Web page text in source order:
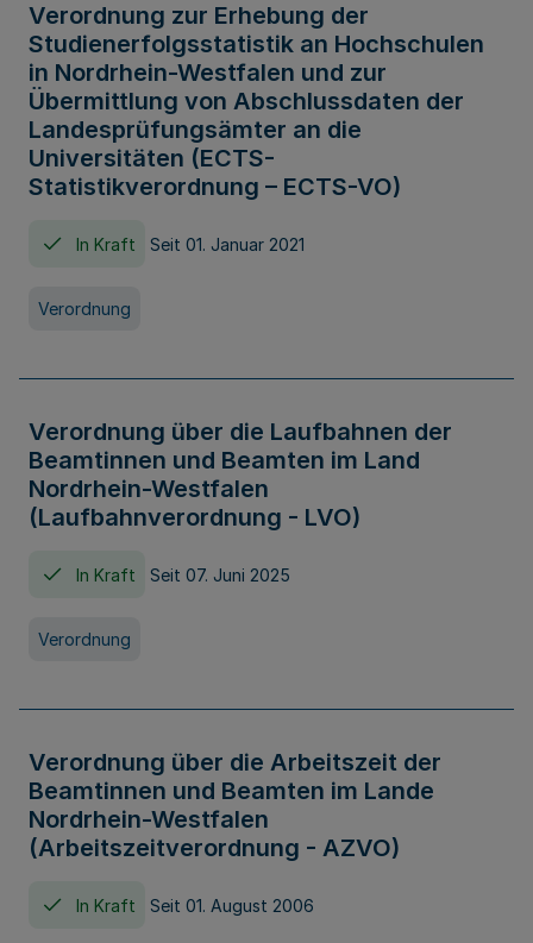
Verordnung zur Erhebung der
Studienerfolgsstatistik an Hochschulen
in Nordrhein-Westfalen und zur
Übermittlung von Abschlussdaten der
Landesprüfungsämter an die
Universitäten (ECTS-
Statistikverordnung – ECTS-VO)
In Kraft Seit 01. Januar 2021
Verordnung
Verordnung über die Laufbahnen der
Beamtinnen und Beamten im Land
Nordrhein-Westfalen
(Laufbahnverordnung - LVO)
In Kraft Seit 07. Juni 2025
Verordnung
Verordnung über die Arbeitszeit der
Beamtinnen und Beamten im Lande
Nordrhein-Westfalen
(Arbeitszeitverordnung - AZVO)
In Kraft Seit 01. August 2006